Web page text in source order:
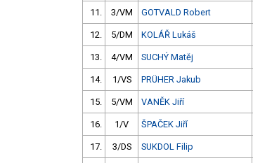
11. 3/VM GOTVALD Robert
12. 5/DM KOLÁŘ Lukáš
13. 4/VM SUCHÝ Matěj
14. 1/VS PRÜHER Jakub
15. 5/VM VANĚK Jiří
16. 1/V ŠPAČEK Jiří
17. 3/DS SUKDOL Filip